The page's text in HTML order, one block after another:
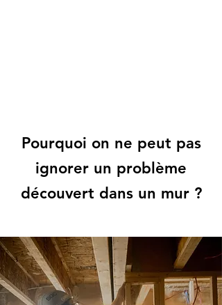
Pourquoi on ne peut pas
ignorer un problème
découvert dans un mur ?